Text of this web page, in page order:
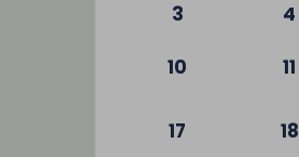
3
4
10 11
17 18